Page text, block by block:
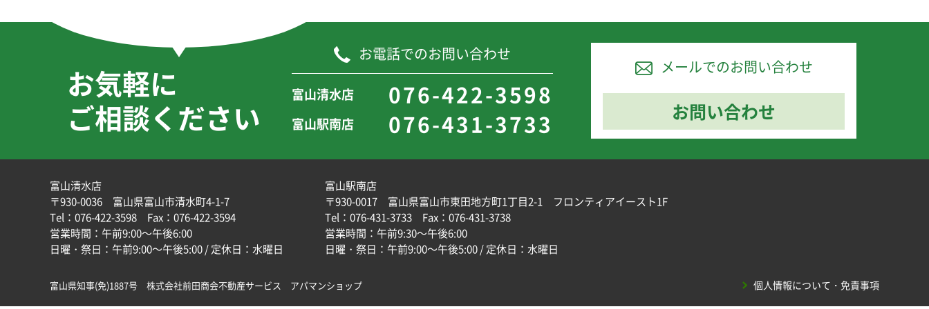
お気軽に
ご相談ください
お電話でのお問い合わせ
富山清水店 076-422-3598
富山駅南店 076-431-3733
メールでのお問い合わせ
お問い合わせ
富山清水店
〒930-0036 富山県富山市清水町4-1-7
Tel： 076-422-3598 Fax：076-422-3594
営業時間：午前9:00～午後6:00
日曜・祭日：午前9:00～午後5:00 / 定休日：水曜日
富山駅南店
〒930-0017 富山県富山市東田地方町1丁目2-1 フロンティアイースト1F
Tel： 076-431-3733 Fax：076-431-3738
営業時間：午前9:30～午後6:00
日曜・祭日：午前9:00～午後5:00 / 定休日：水曜日
富山県知事(免)1887号 株式会社前田商会不動産サービス アパマンショップ 個人情報について・免責事項